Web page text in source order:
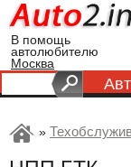
В помощь
автолюбителю
Москва
»